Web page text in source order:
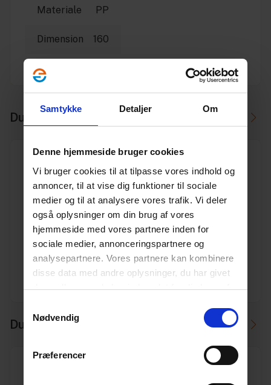
Samtykke Detaljer Om
Denne hjemmeside bruger cookies
Vi bruger cookies til at tilpasse vores indhold og
annoncer, til at vise dig funktioner til sociale
medier og til at analysere vores trafik. Vi deler
også oplysninger om din brug af vores
hjemmeside med vores partnere inden for
sociale medier, annonceringspartnere og
analysepartnere. Vores partnere kan kombinere
disse data med andre oplysninger, du har givet
dem, eller som de har indsamlet fra din brug af
Nødvendig
Præferencer
Materiale PP
Dimension 160
Producent
Du skal måske også bruge
160 mm x 30° Pipelife PP kloak bøjning
Varenr. 10196780
Pakkeinfo. STK.
Du kan måske i stedet bruge